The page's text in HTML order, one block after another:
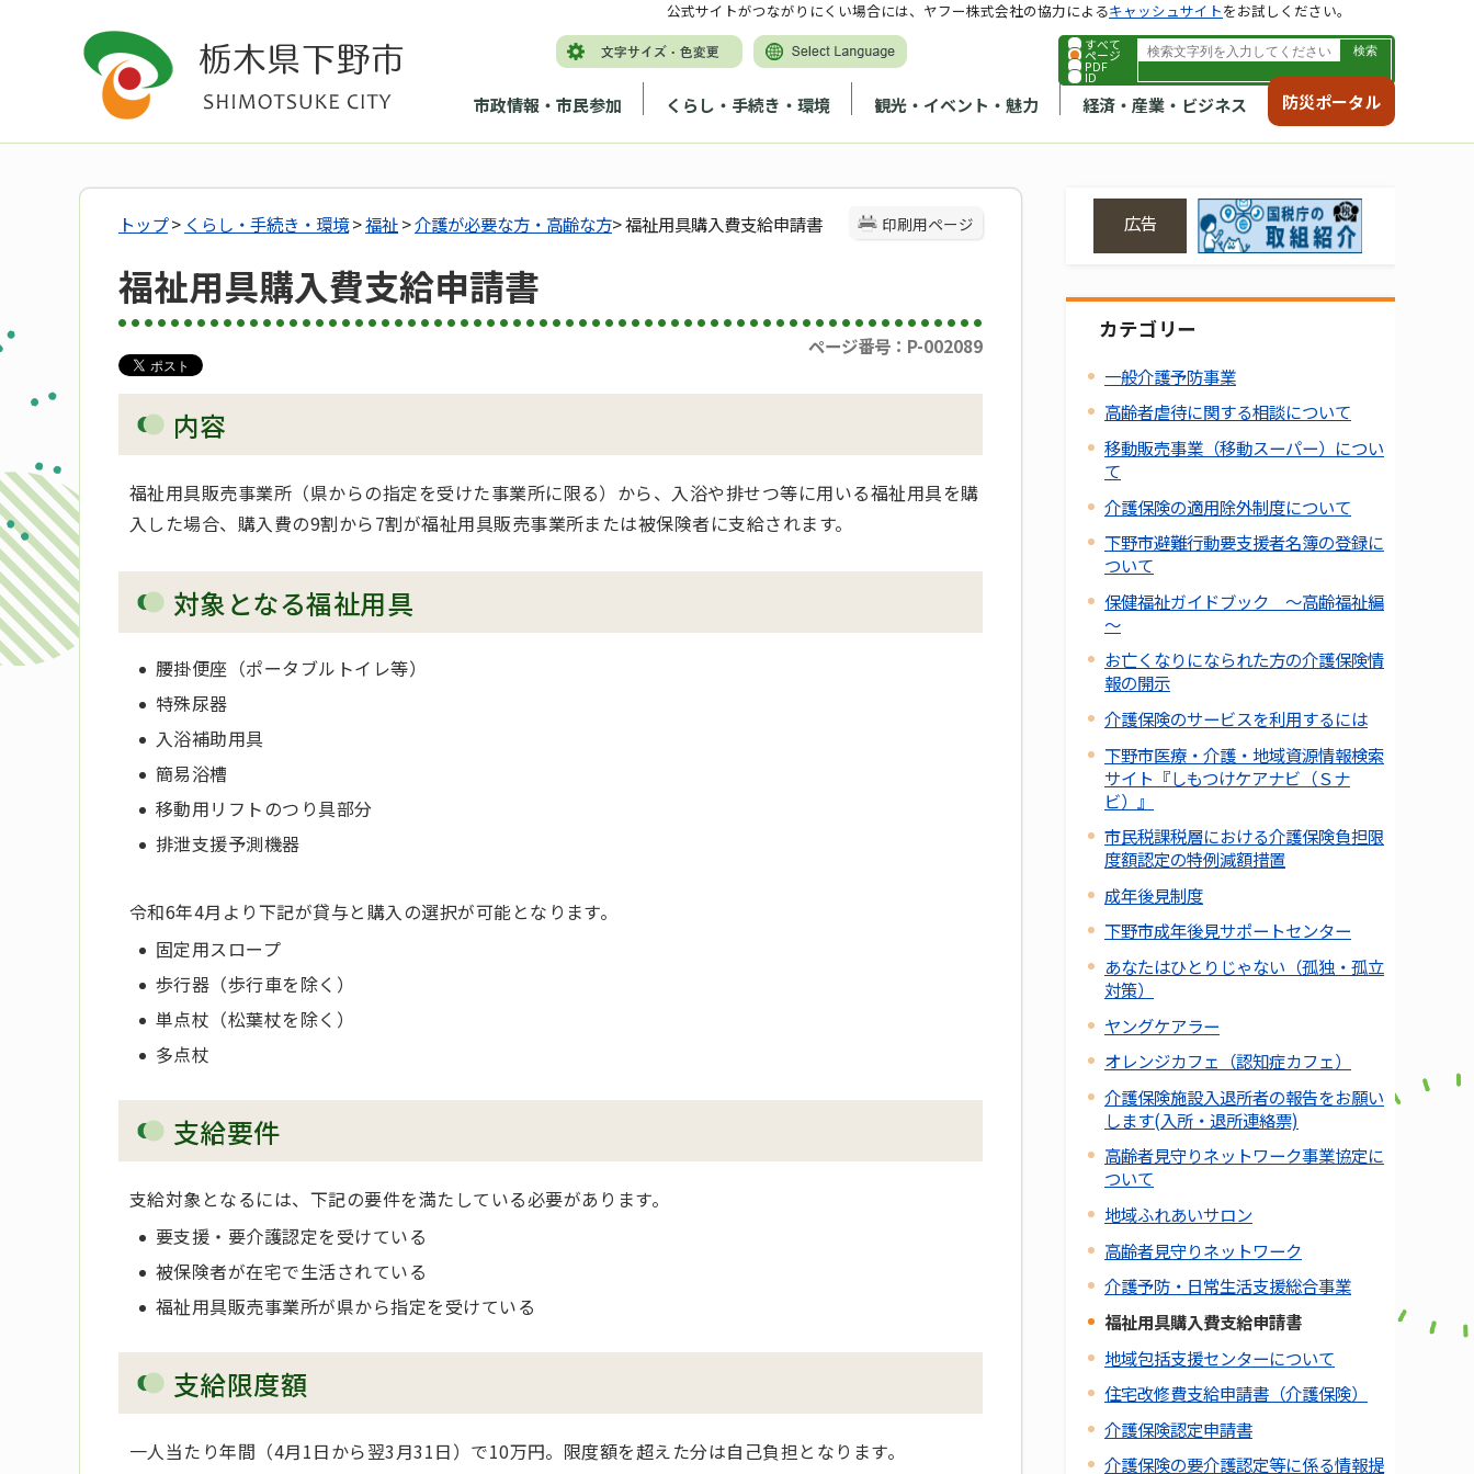
すべて
ページ
PDF
ID
市政情報・市民参加 くらし・手続き・環境 観光・イベント・魅力 経済・産業・ビジネス 防災ポータル
公式サイトがつながりにくい場合には、ヤフー株式会社の協力によるキャッシュサイトをお試しください。
印刷用ページ
トップ> くらし・手続き・環境>福祉>介護が必要な方・高齢な方> 福祉用具購入費支給申請書
福祉用具購入費支給申請書
ページ番号：P-002089
内容
福祉用具販売事業所（県からの指定を受けた事業所に限る）から、入浴や排せつ等に用いる福祉用具を購
入した場合、購入費の9割から7割が福祉用具販売事業所または被保険者に支給されます。
対象となる福祉用具
腰掛便座（ポータブルトイレ等）
特殊尿器
入浴補助用具
簡易浴槽
移動用リフトのつり具部分
排泄支援予測機器
令和6年4月より下記が貸与と購入の選択が可能となります。
固定用スロープ
歩行器（歩行車を除く）
単点杖（松葉杖を除く）
多点杖
支給要件
支給対象となるには、下記の要件を満たしている必要があります。
要支援・要介護認定を受けている
被保険者が在宅で生活されている
福祉用具販売事業所が県から指定を受けている
支給限度額
一人当たり年間（4月1日から翌3月31日）で10万円。限度額を超えた分は自己負担となります。
広告
カテゴリー
一般介護予防事業
高齢者虐待に関する相談について
移動販売事業（移動スーパー）につい
て
介護保険の適用除外制度について
下野市避難行動要支援者名簿の登録に
ついて
保健福祉ガイドブック ～高齢福祉編
～
お亡くなりになられた方の介護保険情
報の開示
介護保険のサービスを利用するには
下野市医療・介護・地域資源情報検索
サイト『しもつけケアナビ（Ｓナ
ビ）』
市民税課税層における介護保険負担限
度額認定の特例減額措置
成年後見制度
下野市成年後見サポートセンター
あなたはひとりじゃない（孤独・孤立
対策）
ヤングケアラー
オレンジカフェ（認知症カフェ）
介護保険施設入退所者の報告をお願い
します(入所・退所連絡票)
高齢者見守りネットワーク事業協定に
ついて
地域ふれあいサロン
高齢者見守りネットワーク
介護予防・日常生活支援総合事業
福祉用具購入費支給申請書
地域包括支援センターについて
住宅改修費支給申請書（介護保険）
介護保険認定申請書
介護保険の要介護認定等に係る情報提